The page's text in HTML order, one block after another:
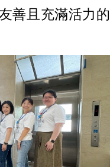
善且充滿活力的